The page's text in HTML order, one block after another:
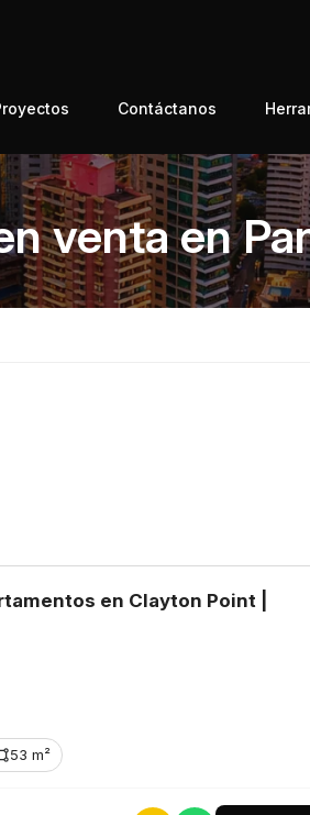
Contáctanos
venta en
en Clayton Point |
53 m²